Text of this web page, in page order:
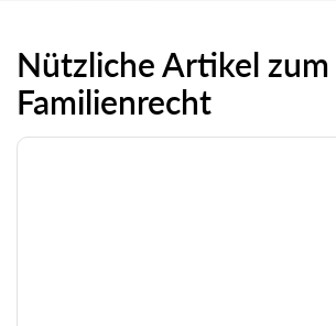
Nützliche Artikel zum
Familienrecht